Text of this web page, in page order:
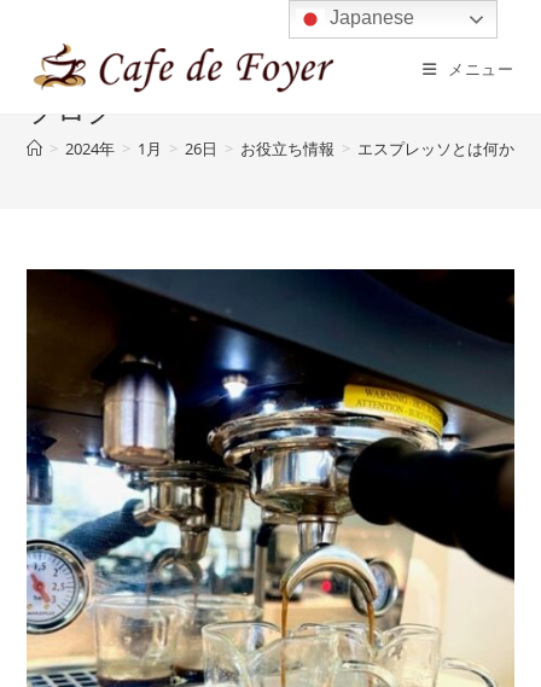
メニュー
ブログ
> 2024年 > 1月 > 26日 > お役立ち情報 > エスプレッソとは何か？
Japanese